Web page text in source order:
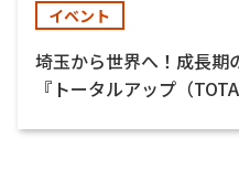
イベント
埼玉から世界へ！成長期
『トータルアップ（